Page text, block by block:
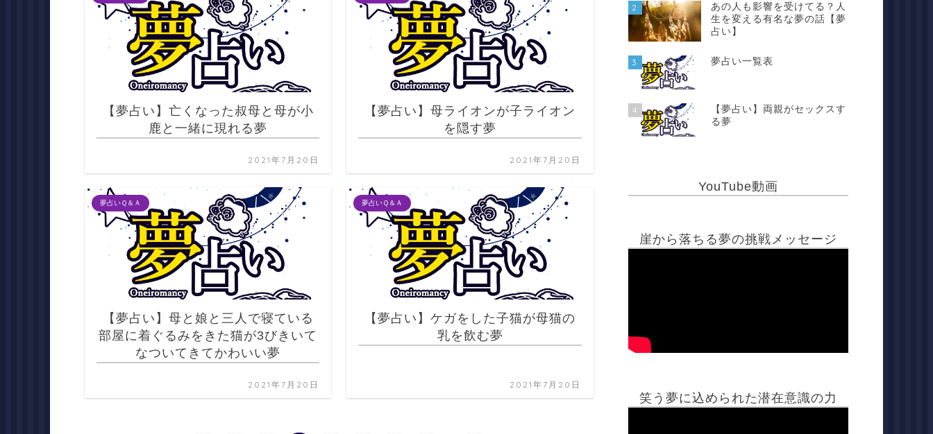
【夢占い】亡くなった叔母と母が小
鹿と一緒に現れる夢
2021年7月20日
【夢占い】母ライオンが子ライオン
を隠す夢
2021年7月20日
夢占いＱ＆Ａ
【夢占い】母と娘と三人で寝ている
部屋に着ぐるみをきた猫が3びきいて
なついてきてかわいい夢
2021年7月20日
夢占いＱ＆Ａ
【夢占い】ケガをした子猫が母猫の
乳を飲む夢
2021年7月20日
2
あの人も影響を受けてる？人
生を変える有名な夢の話【夢
占い】
3 夢占い一覧表
4
【夢占い】両親がセックスす
る夢
YouTube動画
崖から落ちる夢の挑戦メッセージ
笑う夢に込められた潜在意識の力